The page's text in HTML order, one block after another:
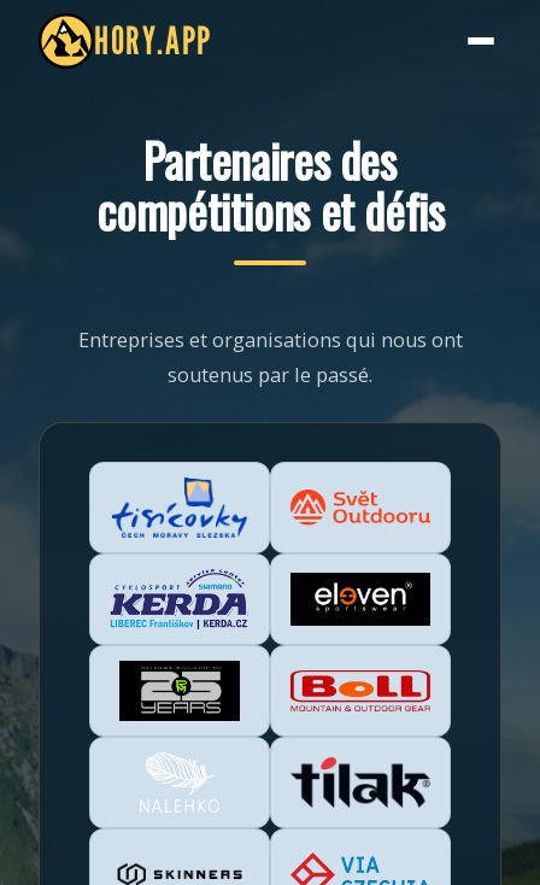
HORY.APP
Partenaires des
compétitions et défis
Entreprises et organisations qui nous ont
soutenus par le passé.